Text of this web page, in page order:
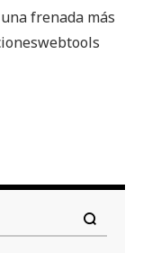
frenada más
webtools